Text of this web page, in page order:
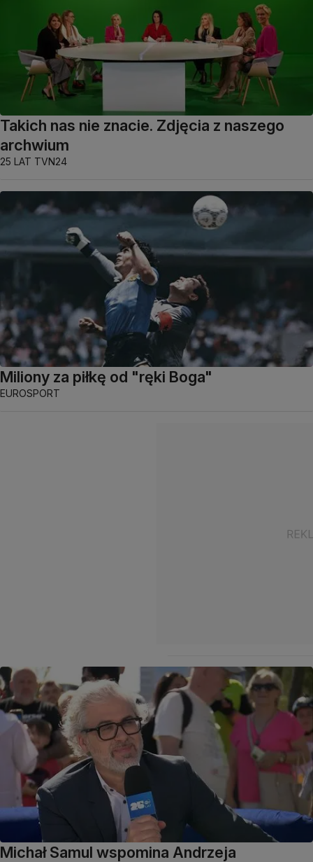
Takich nas nie znacie. Zdjęcia z naszego
archwium
25 LAT TVN24
Miliony za piłkę od "ręki Boga"
EUROSPORT
Michał Samul wspomina Andrzeja